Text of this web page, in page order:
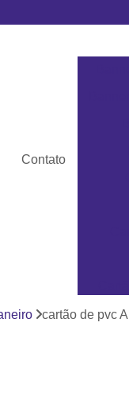
Contato
cartão de pvc